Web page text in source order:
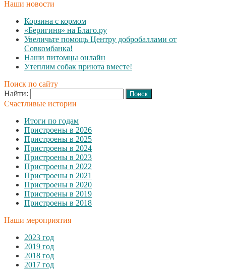
Наши новости
Корзина с кормом
«Беригиня» на Благо.ру
Увеличьте помощь Центру добробаллами от
Совкомбанка!
Наши питомцы онлайн
Утеплим собак приюта вместе!
Поиск по сайту
Найти:
Счастливые истории
Итоги по годам
Пристроены в 2026
Пристроены в 2025
Пристроены в 2024
Пристроены в 2023
Пристроены в 2022
Пристроены в 2021
Пристроены в 2020
Пристроены в 2019
Пристроены в 2018
Наши мероприятия
2023 год
2019 год
2018 год
2017 год